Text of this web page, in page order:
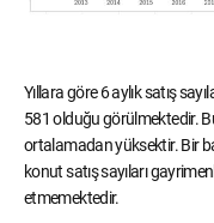
Yıllara göre 6 aylık satış
581 olduğu görülmektedir. Bu
ortalamadan yüksektir. Bir
konut satış sayıları
etmemektedir.